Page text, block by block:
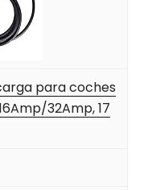
para coches
32Amp, 17